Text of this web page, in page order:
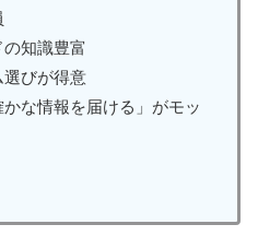
知識豊富
びが得意
な情報を届ける」がモッ